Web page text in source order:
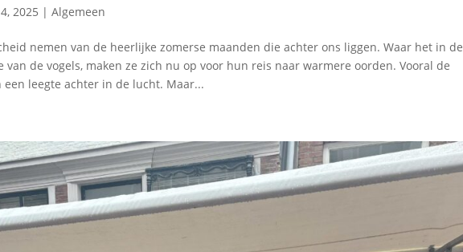
2025 |Algemeen
nemen van de heerlijke zomerse maanden die achter ons liggen. Waar het in de
de vogels, maken ze zich nu op voor hun reis naar warmere oorden. Vooral de
leegte achter in de lucht. Maar...